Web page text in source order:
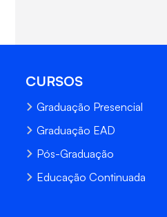
CURSOS
Graduação Presencial
Graduação EAD
Pós-Graduação
Educação Continuada